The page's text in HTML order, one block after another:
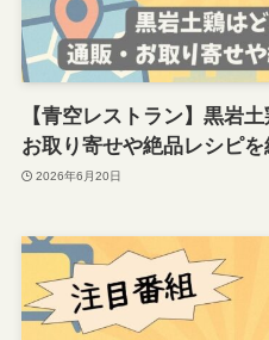
【青空レストラン】黒岩
お取り寄せや絶品レシピを
2026年6月20日